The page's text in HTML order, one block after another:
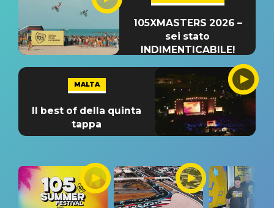
105XMASTERS 2026 –
sei stato
INDIMENTICABILE!
MALTA
Il best of della quinta
tappa